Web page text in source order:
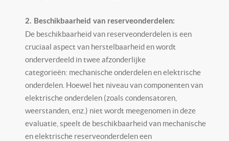
2. Beschikbaarheid van reserveonderdelen:
De beschikbaarheid van reserveonderdelen is een
cruciaal aspect van herstelbaarheid en wordt
onderverdeeld in twee afzonderlijke
categorieën: mechanische onderdelen en elektrische
onderdelen. Hoewel het niveau van componenten van
elektrische onderdelen (zoals condensatoren,
weerstanden, enz.) niet wordt meegenomen in deze
evaluatie, speelt de beschikbaarheid van mechanische
en elektrische reserveonderdelen een